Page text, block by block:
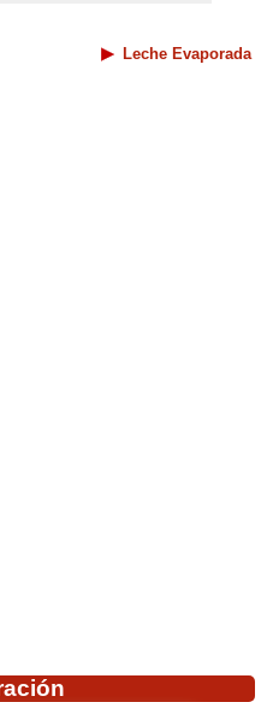
Leche Evaporada